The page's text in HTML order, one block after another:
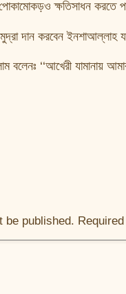
ক্ষতিসাধন করতে
দান করবেন ইনশাআল্লাহ
বলেনঃ ‘‘আখেরী যামানায়
be published.